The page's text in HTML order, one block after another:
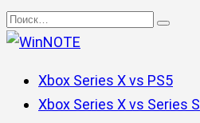
Перейти
к
Search
for:
Xbox Series X vs PS5
Xbox Series X vs Series S